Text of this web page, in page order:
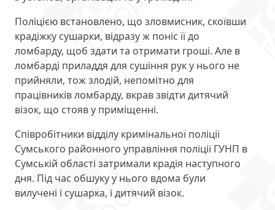
Поліцією встановлено, що зловмисник, скоївши
крадіжку сушарки, відразу ж поніс її до
ломбарду, щоб здати та отримати гроші. Але в
ломбарді приладдя для сушіння рук у нього не
прийняли, тож злодій, непомітно для
працівників ломбарду, вкрав звідти дитячий
візок, що стояв у приміщенні.
Співробітники відділу кримінальної поліції
Сумського районного управління поліції ГУНП в
Сумській області затримали крадія наступного
дня. Під час обшуку у нього вдома були
вилучені і сушарка, і дитячий візок.